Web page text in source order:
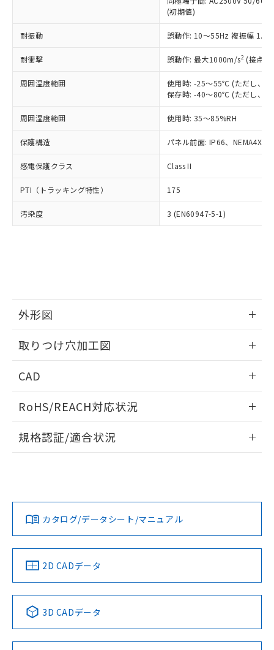
(初期値)
耐振動 誤動作: 10～55Hz 複振幅
耐衝撃 誤動作: 最大1000m/s2 (接点
周囲温度範囲
使用時: -25～55℃ (ただし、氷
保存時: -40～80℃ (ただし、氷
周囲湿度範囲 使用時: 35～85%RH
保護構造 パネル前面: IP66、NEMA4X,
感電保護クラス Class II
PTI（トラッキング特性） 175
汚染度 3 (EN60947-5-1)
外形図
取りつけ穴加工図
CAD
ドすることができます。
ログイン/会員登録
ダウンロードデータをご利用いただく前に、以下を必ずお読
みください。
ソフトウェアの使用条件
RoHS/REACH対応状況
EU RoHS 注意事項・凡例
対応済み
中国 RoHS 注意事項・凡例
Pb Hg Cd Cr(VI)
規格認証/適合状況
LR型式承認
（イギリス
船舶規格）
DNV型式承認
（ノルウェー
BV型式承認
（フランス
KR型式
（韓国
No No No No
この製品の規格認証/適合状況ページへ
その他の認証はこちらのページからご検索ください
カタログ/データシート/マニュアル
2D CADデータ
3D CADデータ
正式な納期状況および標準価格はお客
様のお取引先、またはお客様担当のオ
ムロン制御機器販売店・当社販売員に
オムロン制御機器販売店や当社販売拠
販売ネットワーク
」をご確認
事前の承諾なく第三者に漏洩または開
示しないようお願いします。
マイパーツ機能（部品リスト作成サー
ビス）をご利用いただくには、I-Web
メンバーズにご登録されている必要が
あります。
お客様が当ウェブサイト上で当社にご
登録された部品リストについて、当社
および当社の共同利用者が、当社の製
(PBDE) 1000ppm以下、フタル酸ビス(2-エチルヘキシ
ル) (DEHP)(別名：DOP) 1000ppm以下、フタル酸ブチ
（DBP） 1000ppm以下、フタル酸ジイソブチル
但し、RoHS指令で産業用監視および制御機器に対する
フタル酸エステル類の４物質については閾値を超える意
図的な使用がないことを確認しています。
※2 対応予定月
部品在庫の切り替え状況などにより、予定
月が前後することがあります。
※3 非含有証明書ダウンロード
※本証明書は発行日時点で非含有を証明す
るもので、過去に遡って非含有を証明する
また、RoHS指令のフタル酸エステル類４
物質の対応では、対応完了までの期間は出
荷製品に未対応品が混在することから備考
既に当社にて対応品への在庫切替を完了
していることから、特段のことがない限
り、2022年1月12日より割愛しておりま
ニル類) : 1000ppm、 PBDEs(ポリ臭化ジフェニルエーテ
イソブチル) : 1000ppm、 BBP(フタル酸ブチルベンジ
DEHP(フタル酸ビス(2-エチルヘキシル)) : 1000ppm
「ｅ」：有害物質（10物質）のすべてが基
準値以下であることを示します。
「10」：通常の使用状況下において有害物
質が外部に漏えいし、環境に深刻な影響を
及ぼさない年数を意味します。
い合わせください。
当社は規制貨物を破棄する場合は、完
全に破砕するなど、違法に輸出されな
いよう必要な手段を講じます。
当社は貴社製品を、核兵器、ミサイ
ル、化学兵器、生物兵器またはその他
武器並びにこれらの製造装置等に一切
当社は、貴社製品を第三者に販売する
場合は、上記1、2および3の内容を当
該第三者に通知します。また当社は、
販売先および販売に係わる関係者が違
り引きをいたしません。
一定数以上の在庫あり
一定数には満たないが在庫あり
在庫なし(最新の在庫状況につ
いては、お客様のお取引先、ま
たはお客様担当のオムロン制御
機器販売店・当社販売員にご確
白
受注生産機種、また在庫状況の
情報を公開していない機種